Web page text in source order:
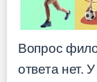
Вопрос
ответа нет.